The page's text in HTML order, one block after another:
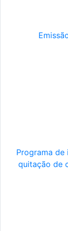
Programa de
quitação de